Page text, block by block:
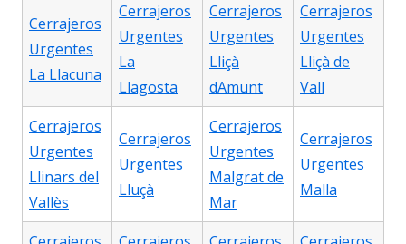
Cerrajeros
Urgentes
La Llacuna
Cerrajeros
Urgentes
La
Llagosta
Cerrajeros
Urgentes
Lliçà
dAmunt
Cerrajeros
Urgentes
Lliçà de
Vall
Cerrajeros
Urgentes
Llinars del
Vallès
Cerrajeros
Urgentes
Lluçà
Cerrajeros
Urgentes
Malgrat de
Mar
Cerrajeros
Urgentes
Malla